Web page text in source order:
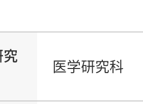
究
医学研究科